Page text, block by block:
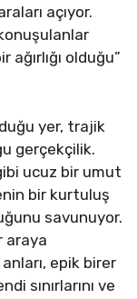
açıyor.
olduğu”
yer, trajik
gerçekçilik.
ucuz bir umut
bir kurtuluş
savunuyor.
araya
epik birer
sınırlarını ve